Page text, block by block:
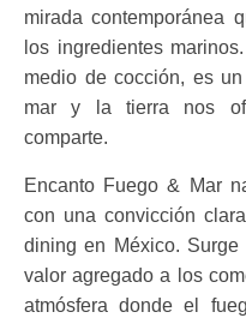
mirada contemporánea
los ingredientes
medio de cocción, es
mar y la tierra nos
comparte.
Encanto Fuego & Mar
con una convicción
dining en México.
valor agregado a los
atmósfera donde el